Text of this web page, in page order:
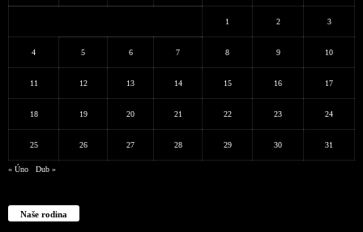
1 2 3
4 5 6 7 8 9 10
11 12 13 14 15 16 17
18 19 20 21 22 23 24
25 26 27 28 29 30 31
« Úno Dub »
Naše rodina